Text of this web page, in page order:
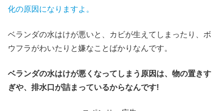
化の原因になりますよ。
ベランダの水はけが悪いと、カビが生えてしまったり、ボ
ウフラがわいたりと嫌なことばかりなんです。
ベランダの水はけが悪くなってしまう原因は、物の置きす
ぎや、排水口が詰まっているからなんです!